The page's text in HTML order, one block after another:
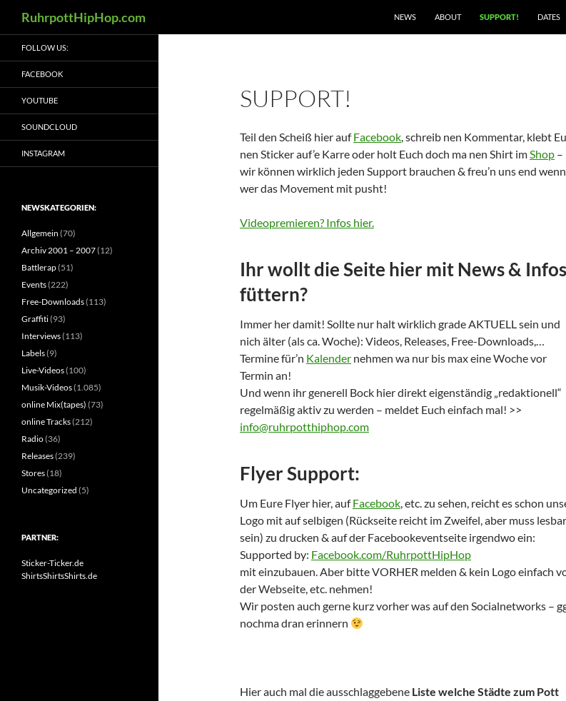
Inhalt
springen
RuhrpottHipHop.com NEWS ABOUT SUPPORT! DATES
SUPPORT!
Teil den Scheiß hier aufFacebook, schreib nen Kommentar, klebt
nen Sticker auf’e Karre oder holt Euch doch ma nen Shirt imShop –
wir können wirklich jeden Support brauchen & freu’n uns end wenn
wer das Movement mit pusht!
Videopremieren? Infos hier.
Ihr wollt die Seite hier mit News & Infos
füttern?
Immer her damit! Sollte nur halt wirklich grade AKTUELL sein und
nich älter (als ca. Woche): Videos, Releases, Free-Downloads,…
Termine für’n Kalender nehmen wa nur bis max eine Woche vor
Termin an!
Und wenn ihr generell Bock hier direkt eigenständig „redaktionell“
regelmäßig aktiv zu werden – meldet Euch einfach mal! >>
info@ruhrpotthiphop.com
Flyer Support:
Um Eure Flyer hier, aufFacebook, etc. zu sehen, reicht es schon
Logo mit auf selbigen (Rückseite reicht im Zweifel, aber muss lesbar
sein) zu drucken & auf der Facebookeventseite irgendwo ein:
Supported by: Facebook.com/RuhrpottHipHop
mit einzubauen. Aber bitte VORHER melden & kein Logo einfach
der Webseite, etc. nehmen!
Wir posten auch gerne kurz vorher was auf den Socialnetworks –
nochma dran erinnern
Hier auch mal die ausschlaggebene Liste welche Städte zum Pott
FOLLOW US:
FACEBOOK
YOUTUBE
SOUNDCLOUD
INSTAGRAM
NEWSKATEGORIEN:
Allgemein (70)
Archiv 2001 – 2007(12)
Battlerap(51)
Events(222)
Free-Downloads(113)
Graffiti(93)
Interviews(113)
Labels(9)
Live-Videos(100)
Musik-Videos(1.085)
online Mix(tapes) (73)
online Tracks(212)
Radio(36)
Releases(239)
Stores(18)
Uncategorized (5)
PARTNER:
Sticker-Ticker.de
ShirtsShirtsShirts.de